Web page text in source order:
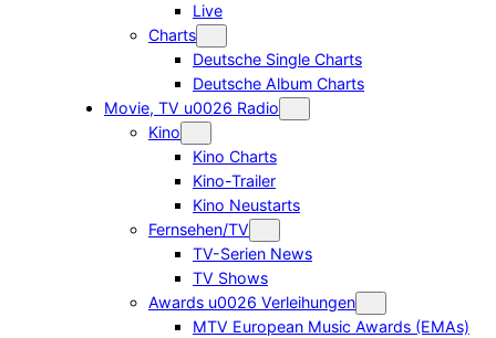
Live
Charts
Deutsche Single Charts
Deutsche Album Charts
Movie, TV u0026 Radio
Kino
Kino Charts
Kino-Trailer
Kino Neustarts
Fernsehen/TV
TV-Serien News
TV Shows
Awards u0026 Verleihungen
MTV European Music Awards (EMAs)